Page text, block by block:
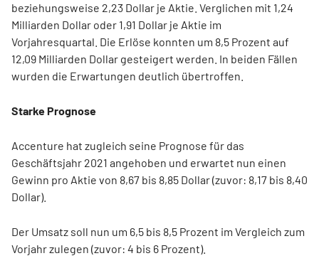
beziehungsweise 2,23 Dollar je Aktie. Verglichen mit 1,24
Milliarden Dollar oder 1,91 Dollar je Aktie im
Vorjahresquartal. Die Erlöse konnten um 8,5 Prozent auf
12,09 Milliarden Dollar gesteigert werden. In beiden Fällen
wurden die Erwartungen deutlich übertroffen.
Starke Prognose
Accenture hat zugleich seine Prognose für das
Geschäftsjahr 2021 angehoben und erwartet nun einen
Gewinn pro Aktie von 8,67 bis 8,85 Dollar (zuvor: 8,17 bis 8,40
Dollar).
Der Umsatz soll nun um 6,5 bis 8,5 Prozent im Vergleich zum
Vorjahr zulegen (zuvor: 4 bis 6 Prozent).